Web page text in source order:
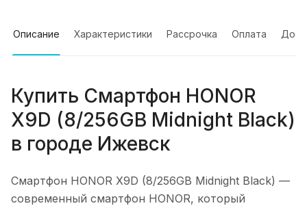
Описание Характеристики Рассрочка Оплата
Купить Смартфон HONOR
X9D (8/256GB Midnight Black)
в городе Ижевск
Смартфон HONOR X9D (8/256GB Midnight Black) —
современный смартфон HONOR, который